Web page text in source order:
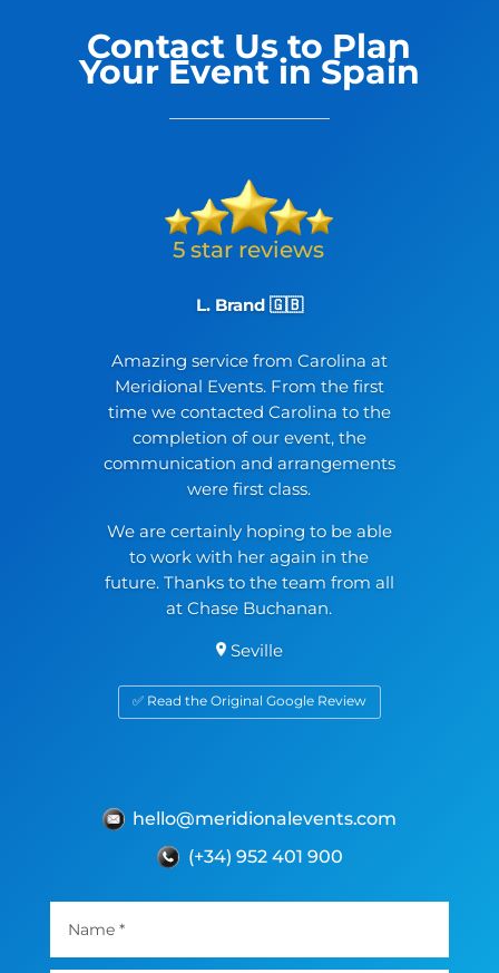
Contact Us to Plan
Your Event in Spain
L. Brand 🇬🇧
Amazing service from Carolina at
Meridional Events. From the first
time we contacted Carolina to the
completion of our event, the
communication and arrangements
were first class.
We are certainly hoping to be able
to work with her again in the
future. Thanks to the team from all
at Chase Buchanan.
Seville
✅ Read the Original Google Review